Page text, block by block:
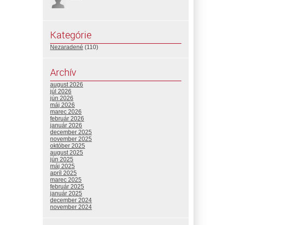
Kategórie
Nezaradené (110)
Archív
august 2026
júl 2026
jún 2026
máj 2026
marec 2026
február 2026
január 2026
december 2025
november 2025
október 2025
august 2025
jún 2025
máj 2025
apríl 2025
marec 2025
február 2025
január 2025
december 2024
november 2024